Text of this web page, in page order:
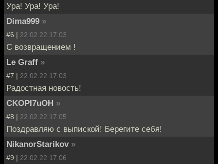
Ура! Ура! Ура!
Dima999 »
#6 | 22.02.22 17:03
С возвращением !
Le Graff »
#7 | 22.02.22 17:03
Радостная новость!
CKOPI7uOH »
#8 | 22.02.22 17:05
Поздравляю с выпиской! Берегите себя!
NikanorStarikov »
#9 | 22.02.22 17:06